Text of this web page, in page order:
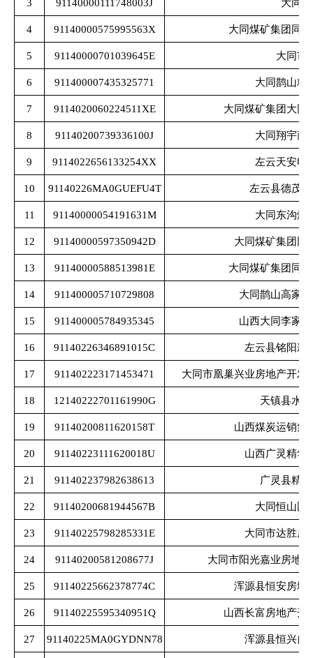
3 91140000111748003J 大同
4 91140000575995563X 大同煤矿集团同
5 91140000701039645E 大同市
6 911400007435325771 大同鹊山精
7 9114020060224511XE 大同煤矿集团大同
8 91140200739336100J 大同翔宇商
9 9114022656133254XX 左云天安电
10 91140226MA0GUEFU4T 左云县德茂
11 91140000054191631M 大同东沟煤
12 91140000597350942D 大同煤矿集团同
13 91140000588513981E 大同煤矿集团同
14 911400005710729808 大同鹊山高家
15 911400005784935345 山西大同李家
16 91140226346891015C 左云县铭阳新
17 911402223171453471 大同市凰巢兴业房地产开发
18 12140222701161990G 天镇县水
19 91140200811620158T 山西煤炭运销集
20 91140223111620018U 山西广灵精华
21 911402237982638613 广灵县精
22 91140200681944567B 大同恒山国
23 91140225798285331E 大同市达胜房
24 91140200581208677J 大同市阳光嘉业房地
25 91140225662378774C 浑源县恒安房地
26 91140225595340951Q 山西长富房地产开
27 91140225MA0GYDNN78 浑源县恒兴自